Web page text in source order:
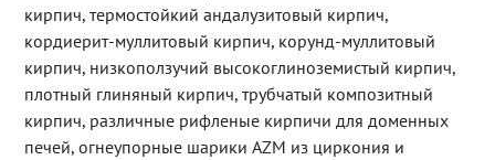
кирпич, термостойкий андалузитовый кирпич,
кордиерит-муллитовый кирпич, корунд-муллитовый
кирпич, низкоползучий высокоглиноземистый кирпич,
плотный глиняный кирпич, трубчатый композитный
кирпич, различные рифленые кирпичи для доменных
печей, огнеупорные шарики AZM из циркония и